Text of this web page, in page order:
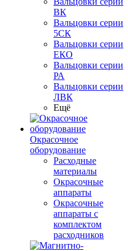
ВК
Вальцовки серии
5СК
Вальцовки серии
ЕКО
Вальцовки серии
РА
Вальцовки серии
ЛВК
Ещё
Окрасочное
оборудование
Расходные
материалы
Окрасочные
аппараты
Окрасочные
аппараты с
комплектом
расходников